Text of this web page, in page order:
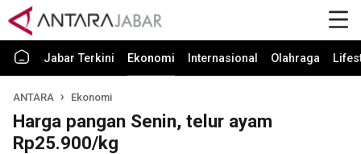
Jabar Terkini Ekonomi Internasional Olahraga
ANTARA Ekonomi
Harga pangan Senin, telur ayam
Rp25.900/kg